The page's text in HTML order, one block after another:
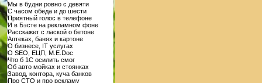
Мы в будни ровно с девяти
С часом обеда и до шести
Приятный голос в телефоне
И в Бэсте на рекламном фоне
Расскажет с лаской о бетоне
Аптеках, банях и картоне
О бизнесе, IT услугах
О SEO, ЕЦП, M.E.Doc
Что б 1С осилить смог
Об авто мойках и стоянках
Завод, контора, куча банков
Про СТО и про рекламу